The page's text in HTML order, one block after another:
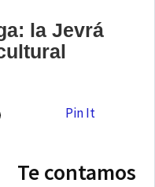
la Jevrá
Pin It
Te contamos